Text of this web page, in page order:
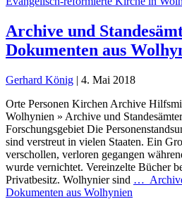
Archive und
Dokumenten aus
Gerhard König | 4. Mai 2018
Orte Personen Kirchen Archive
Wolhynien » Archive und
Forschungsgebiet Die
sind verstreut in vielen Staaten. Ein
verschollen, verloren gegangen
wurde vernichtet. Vereinzelte Bücher
Privatbesitz. Wolhynier sind …
Dokumenten aus Wolhynien